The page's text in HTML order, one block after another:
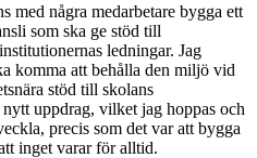
med några medarbetare bygga ett
som ska ge stöd till
ledningar. Jag
komma att behålla den miljö vid
stöd till skolans
uppdrag, vilket jag hoppas och
precis som det var att bygga
inget varar för alltid.